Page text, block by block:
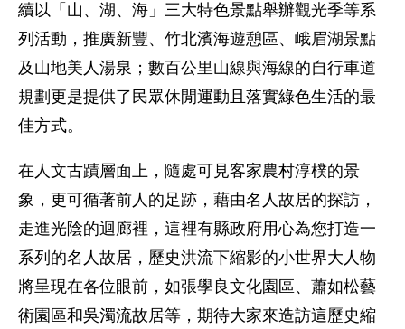
續以「山、湖、海」三大特色景點舉辦觀光季等系
列活動，推廣新豐、竹北濱海遊憩區、峨眉湖景點
及山地美人湯泉；數百公里山線與海線的自行車道
規劃更是提供了民眾休閒運動且落實綠色生活的最
佳方式。
在人文古蹟層面上，隨處可見客家農村淳樸的景
象，更可循著前人的足跡，藉由名人故居的探訪，
走進光陰的迴廊裡，這裡有縣政府用心為您打造一
系列的名人故居，歷史洪流下縮影的小世界大人物
將呈現在各位眼前，如張學良文化園區、蕭如松藝
術園區和吳濁流故居等，期待大家來造訪這歷史縮